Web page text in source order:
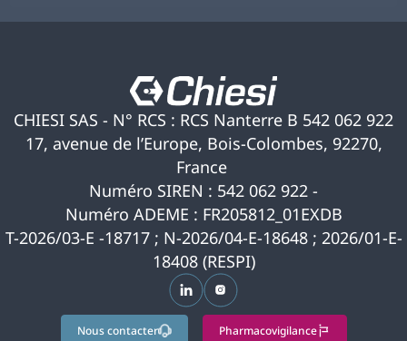
CHIESI SAS - N° RCS : RCS Nanterre B 542 062 922
17, avenue de l’Europe, Bois-Colombes, 92270,
France
Numéro SIREN : 542 062 922 -
Numéro ADEME : FR205812_01EXDB
T-2026/03-E -18717 ; N-2026/04-E-18648 ; 2026/01-E-
18408 (RESPI)
s’ouvre dans un nouvel onglet
s’ouvre dans un nouvel
Nous contacter Pharmacovigilance